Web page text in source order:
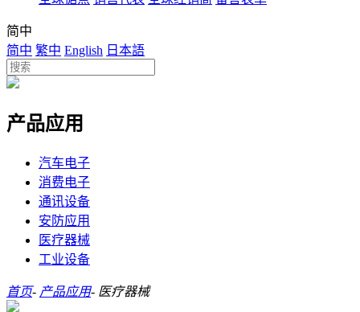
简中
简中 繁中 English 日本語
产品应用
汽车电子
消费电子
通讯设备
安防应用
医疗器械
工业设备
首页- 产品应用- 医疗器械